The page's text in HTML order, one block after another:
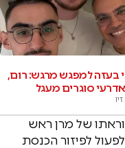
בעזה למפגש מרגש: רום,
סוגרים מעגל
של מרן ראש
לפיזור הכנסת